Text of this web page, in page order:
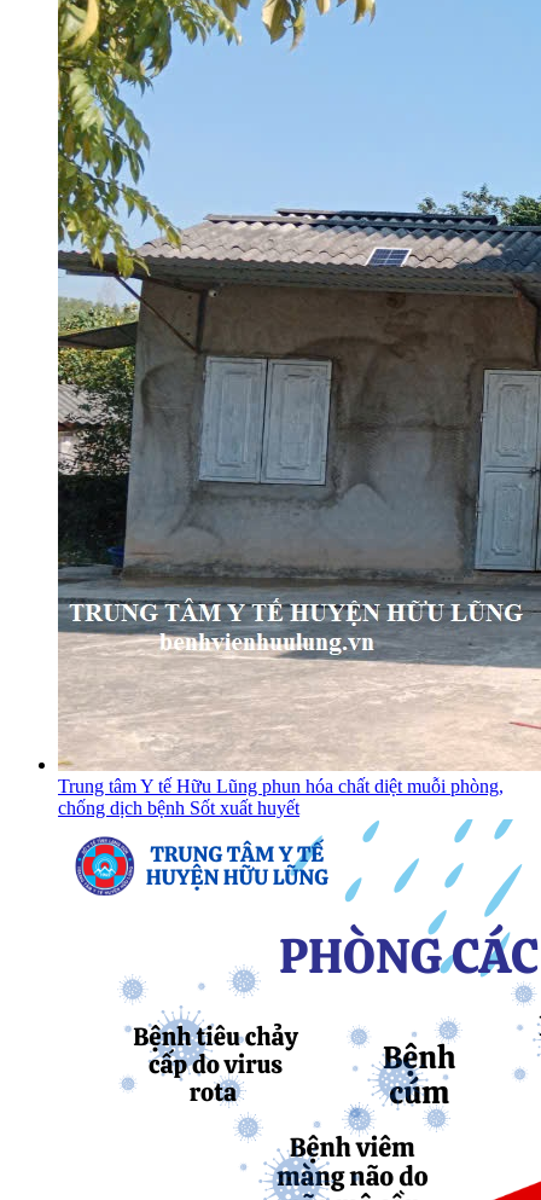
Trung tâm Y tế Hữu Lũng phun hóa chất diệt muỗi phòng,
chống dịch bệnh Sốt xuất huyết